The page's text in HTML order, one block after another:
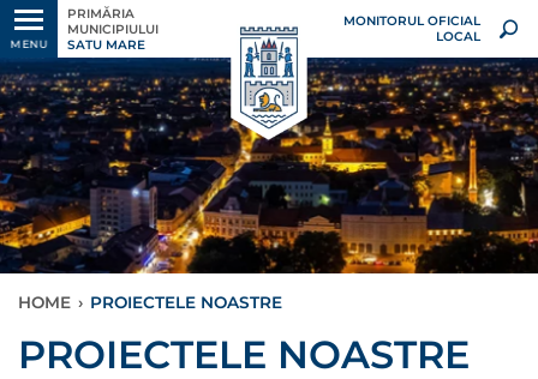
MENU
PRIMĂRIA
MUNICIPIULUI
SATU MARE
MONITORUL OFICIAL
LOCAL
HOME › PROIECTELE NOASTRE
PROIECTELE NOASTRE